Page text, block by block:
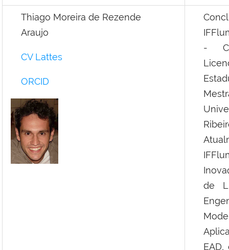
Thiago Moreira de Rezende
Araujo
CV Lattes
ORCID
-
de